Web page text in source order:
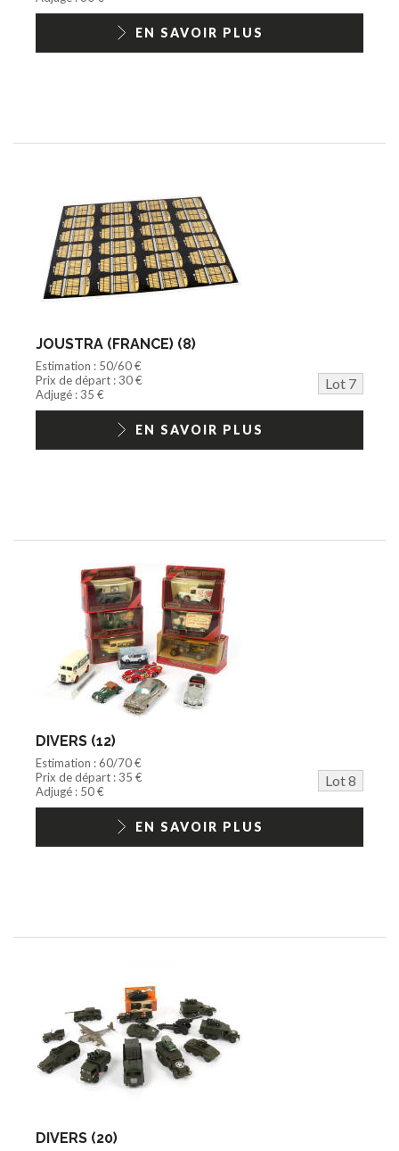
EN SAVOIR PLUS
JOUSTRA (FRANCE) (8)
Estimation : 50/60 €
Prix de départ : 30 €
Lot 7
Adjugé : 35 €
EN SAVOIR PLUS
DIVERS (12)
Estimation : 60/70 €
Prix de départ : 35 €
Lot 8
Adjugé : 50 €
EN SAVOIR PLUS
DIVERS (20)